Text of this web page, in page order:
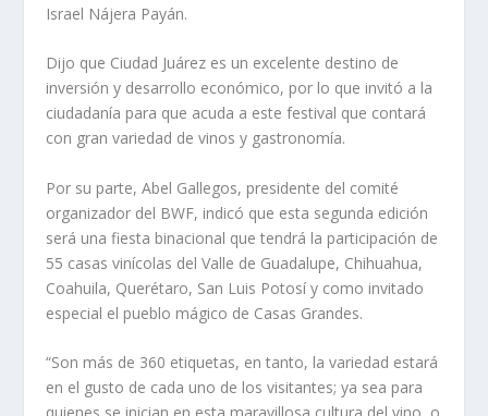
Israel Nájera Payán.
Dijo que Ciudad Juárez es un excelente destino de
inversión y desarrollo económico, por lo que invitó a la
ciudadanía para que acuda a este festival que contará
con gran variedad de vinos y gastronomía.
Por su parte, Abel Gallegos, presidente del comité
organizador del BWF, indicó que esta segunda edición
será una fiesta binacional que tendrá la participación de
55 casas vinícolas del Valle de Guadalupe, Chihuahua,
Coahuila, Querétaro, San Luis Potosí y como invitado
especial el pueblo mágico de Casas Grandes.
“Son más de 360 etiquetas, en tanto, la variedad estará
en el gusto de cada uno de los visitantes; ya sea para